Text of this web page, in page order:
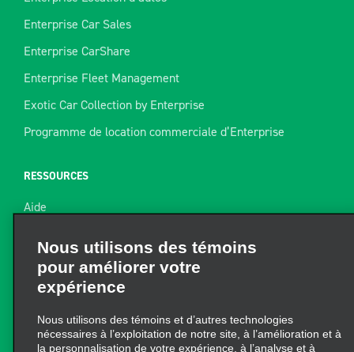
Enterprise Car Sales
Enterprise CarShare
Enterprise Fleet Management
Exotic Car Collection by Enterprise
Programme de location commerciale d’Enterprise
RESSOURCES
Aide
Guide de remorquage
Ressources pour la location
Trouver un reçu
pour améliorer votre
expérience
nécessaires à l’exploitation de notre site, à l’amélioration et à
la personnalisation de votre expérience, à l’analyse et à
l’amélioration de notre marketing. Vous pouvez en tout